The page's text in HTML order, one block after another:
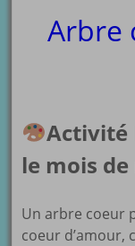
Arbre
Activité
le mois
Un arbre coeur
coeur d’amour,